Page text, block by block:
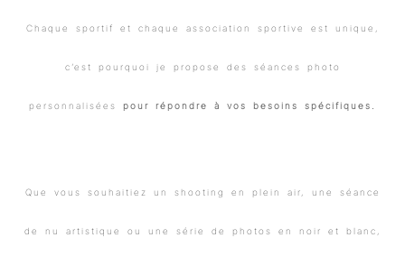
Chaque sportif et chaque association sportive est unique,
c’est pourquoi je propose des séances photo
personnalisées pour répondre à vos besoins spécifiques.
Que vous souhaitiez un shooting en plein air, une séance
de nu artistique ou une série de photos en noir et blanc,